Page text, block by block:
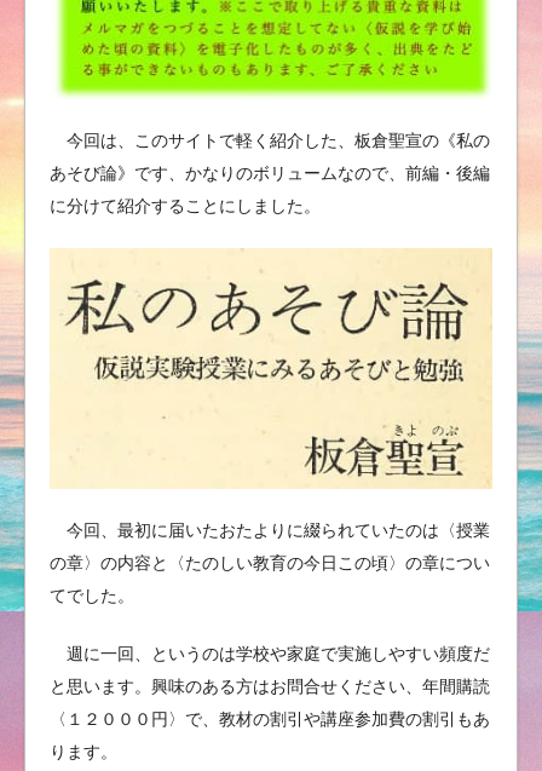
今回は、このサイトで軽く紹介した、板倉聖宣の《私の
あそび論》です、かなりのボリュームなので、前編・後編
に分けて紹介することにしました。
今回、最初に届いたおたよりに綴られていたのは〈授業
の章〉の内容と〈たのしい教育の今日この頃〉の章につい
てでした。
週に一回、というのは学校や家庭で実施しやすい頻度だ
と思います。興味のある方はお問合せください、年間購読
〈１２０００円〉で、教材の割引や講座参加費の割引もあ
ります。